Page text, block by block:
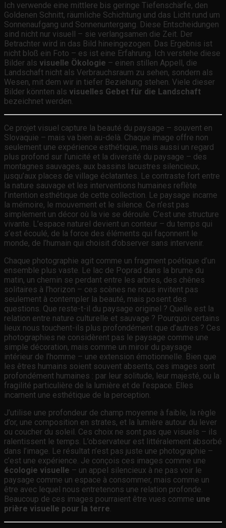
Ich verwende eine mittlere bis geringe Tiefenschärfe, den
Goldenen Schnitt, räumliche Schichtung und das Licht rund um
Sonnenaufgang und Sonnenuntergang. Diese Entscheidungen
sind nicht nur visuell – sie verlangsamen die Zeit. Der
Betrachter wird in das Bild hineingezogen. Das Ergebnis ist
nicht bloß ein Foto – es ist eine Erfahrung. Ich verstehe diese
Bilder als visuelle Ökologie – einen stillen Appell, die
Landschaft nicht als Verbrauchsraum zu sehen, sondern als
Wesen, mit dem wir in tiefer Beziehung stehen. Viele dieser
Bilder könnten als visuelles Gebet für die Landschaft
bezeichnet werden.
Ce projet visuel capture la beauté du paysage – souvent en
Slovaquie – mais va bien au-delà. Chaque image offre non
seulement une expérience esthétique, mais aussi un regard
plus profond sur l’unicité et la diversité du paysage – des
montagnes sauvages, aux bassins lacustres silencieux,
jusqu’aux places de village éclatantes. Le contraste fort entre
la nature sauvage et les interventions humaines reflète
l’intention esthétique de cette collection. Le paysage incarne
la mémoire, le mouvement et le silence. Ce n’est pas
simplement un décor où la vie se déroule. C’est une structure
vivante. L’espace naturel devient un conteur – du temps qui
s’est écoulé, de la force des éléments qui façonnent le
monde, de l’humain qui choisit d’observer sans intervenir.
Chaque photographie agit comme un fragment poétique d’un
ensemble plus vaste. Le lac de Poprad dans la brume du
matin, un chemin se perdant entre les arbres, des chênes
solitaires à l’horizon – ces scènes ne nous invitent pas
seulement à contempler la beauté, mais posent des
questions. Que reste-t-il du paysage originel ? Quelle est la
relation entre nature culturelle et sauvage ? Pourquoi certains
lieux nous touchent-ils plus profondément que d’autres ? Ces
photographies ne considèrent pas le paysage comme une
simple décoration, mais comme un miroir du paysage
intérieur de l’homme – une extension émotionnelle. Bien que
les êtres humains soient souvent absents, ces images sont
profondément humaines : par leur solitude, leur majesté, ou la
fragilité particulière de la lumière et de l’espace. Elles
incarnent une esthétique de la perception.
J’utilise une profondeur de champ moyenne à faible, la règle
d’or, une composition en strates, et la lumière autour du lever
ou coucher du soleil. Ces choix ne sont pas que visuels – ils
ralentissent le temps. L’observateur est littéralement absorbé
dans l’image. Le résultat n’est pas juste une photographie –
c’est une expérience. Je conçois ces images comme une
écologie visuelle – un appel silencieux à ne pas voir le
paysage comme un espace à consommer, mais comme un
être avec lequel nous entretenons une relation profonde.
Beaucoup de ces images pourraient être vues comme une
prière visuelle pour la terre.